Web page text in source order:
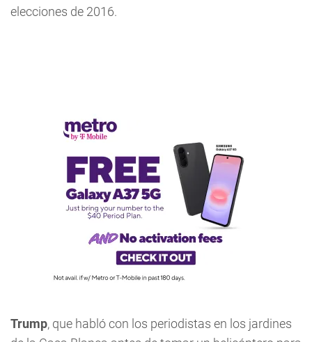
elecciones de 2016.
Trump, que habló con los periodistas en los jardines